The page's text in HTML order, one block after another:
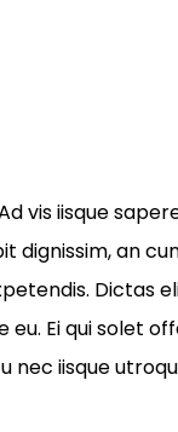
vis iisque
an
Dictas
Ei qui solet
nec iisque